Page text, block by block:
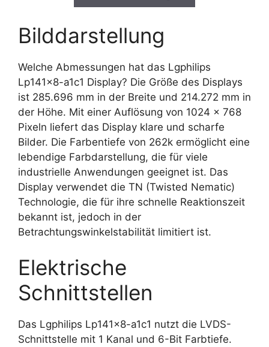
Bilddarstellung
Welche Abmessungen hat das Lgphilips
Lp141x8-a1c1 Display? Die Größe des Displays
ist 285.696 mm in der Breite und 214.272 mm in
der Höhe. Mit einer Auflösung von 1024 x 768
Pixeln liefert das Display klare und scharfe
Bilder. Die Farbentiefe von 262k ermöglicht eine
lebendige Farbdarstellung, die für viele
industrielle Anwendungen geeignet ist. Das
Display verwendet die TN (Twisted Nematic)
Technologie, die für ihre schnelle Reaktionszeit
bekannt ist, jedoch in der
Betrachtungswinkelstabilität limitiert ist.
Elektrische
Schnittstellen
Das Lgphilips Lp141x8-a1c1 nutzt die LVDS-
Schnittstelle mit 1 Kanal und 6-Bit Farbtiefe.